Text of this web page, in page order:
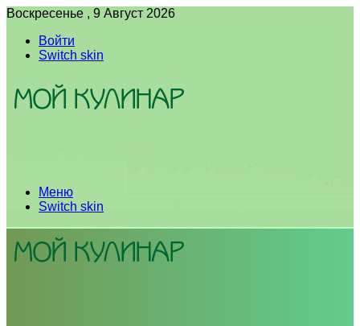
Воскресенье , 9 Август 2026
Войти
Switch skin
Меню
Switch skin